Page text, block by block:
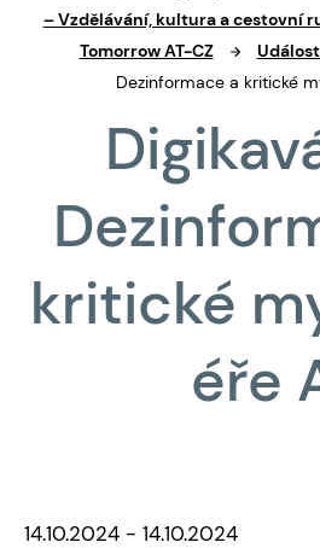
– Vzdělávání, kultura a cestovní
Tomorrow AT-CZ
Dezinformace a kritické
kritické
éře
14.10.2024 - 14.10.2024